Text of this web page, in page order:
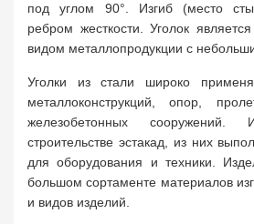
под углом 90°. Изгиб (место
ребром жесткости. Уголок
видом металлопродукции с
Уголки из стали широко
металлоконструкций, опор,
железобетонных
строительстве эстакад, из них
для оборудования и техники.
большом сортаменте материалов
и видов изделий.